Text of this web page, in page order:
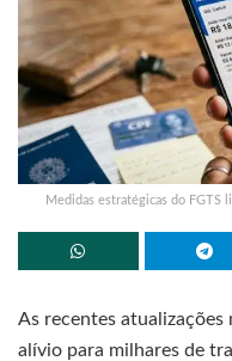
Medidas estratégicas do FGTS
As recentes atualizações
alívio para milhares de